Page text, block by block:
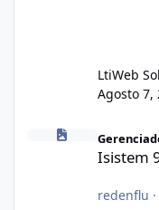
LtiWeb
Agosto 7,
Isistem 9.8 API CentOS
Isistem
redenflu ·